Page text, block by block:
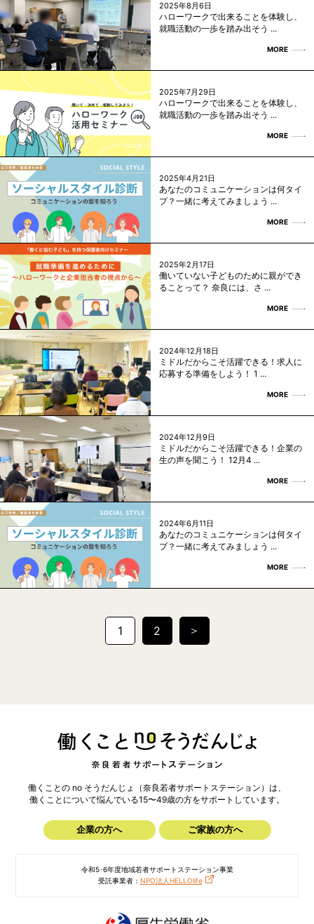
2025年8月6日
ハローワークで出来ることを体験し、
就職活動の一歩を踏み出そう ...
MORE
2025年7月29日
ハローワークで出来ることを体験し、
就職活動の一歩を踏み出そう ...
MORE
2025年4月21日
あなたのコミュニケーションは何タイ
プ？一緒に考えてみましょう ...
MORE
2025年2月17日
働いていない子どものために親ができ
ることって？ 奈良には、さ ...
MORE
2024年12月18日
ミドルだからこそ活躍できる！求人に
応募する準備をしよう！ 1 ...
MORE
2024年12月9日
ミドルだからこそ活躍できる！企業の
生の声を聞こう！ 12月4 ...
MORE
2024年6月11日
あなたのコミュニケーションは何タイ
プ？一緒に考えてみましょう ...
MORE
1 2 ＞
働くことの no そうだんじょ（奈良若者サポートステーション）は、
働くことについて悩んでいる15〜49歳の方をサポートしています。
企業の方へ ご家族の方へ
令和5･6年度地域若者サポートステーション事業
受託事業者： NPO法人HELLOlife